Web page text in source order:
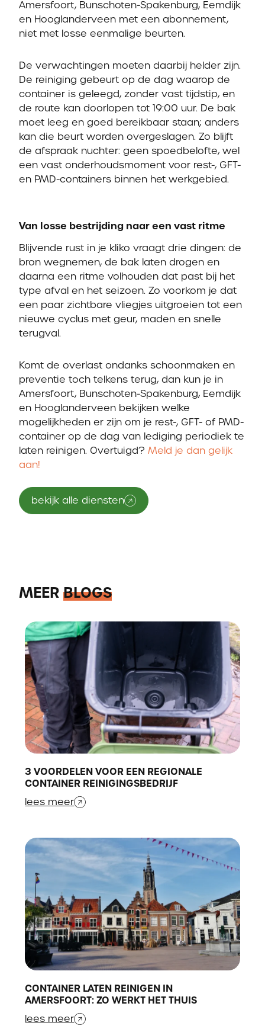
Amersfoort, Bunschoten-Spakenburg, Eemdijk
en Hooglanderveen met een abonnement,
niet met losse eenmalige beurten.
De verwachtingen moeten daarbij helder zijn.
De reiniging gebeurt op de dag waarop de
container is geleegd, zonder vast tijdstip, en
de route kan doorlopen tot 19:00 uur. De bak
moet leeg en goed bereikbaar staan; anders
kan die beurt worden overgeslagen. Zo blijft
de afspraak nuchter: geen spoedbelofte, wel
een vast onderhoudsmoment voor rest-, GFT-
en PMD-containers binnen het werkgebied.
Van losse bestrijding naar een vast ritme
Blijvende rust in je kliko vraagt drie dingen: de
bron wegnemen, de bak laten drogen en
daarna een ritme volhouden dat past bij het
type afval en het seizoen. Zo voorkom je dat
een paar zichtbare vliegjes uitgroeien tot een
nieuwe cyclus met geur, maden en snelle
terugval.
Komt de overlast ondanks schoonmaken en
preventie toch telkens terug, dan kun je in
Amersfoort, Bunschoten-Spakenburg, Eemdijk
en Hooglanderveen bekijken welke
mogelijkheden er zijn om je rest-, GFT- of PMD-
container op de dag van lediging periodiek te
laten reinigen. Overtuigd?Meld je dan gelijk
aan!
bekijk alle diensten
MEERBLOGS
3 VOORDELEN VOOR EEN REGIONALE
CONTAINER REINIGINGSBEDRIJF
lees meer
CONTAINER LATEN REINIGEN IN
AMERSFOORT: ZO WERKT HET THUIS
lees meer